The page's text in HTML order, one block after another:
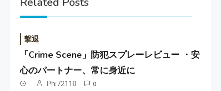
撃退
「Crime Scene」防犯スプレーレビュー ・安
心のパートナー、常に身近に
Phi72110 0